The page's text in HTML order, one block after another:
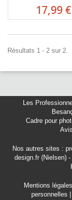
17,99 €
Résultats 1 - 2 sur 2.
Les
Cadre pour
Nos autres sites :
design.fr (Nielsen) -
Mentions légales
personnelles